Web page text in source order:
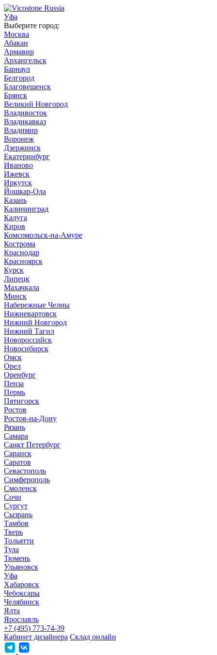
Уфа
Выберите город:
Москва
Абакан
Армавир
Архангельск
Барнаул
Белгород
Благовещенск
Брянск
Великий Новгород
Владивосток
Владикавказ
Владимир
Воронеж
Дзержинск
Екатеринбург
Иваново
Ижевск
Иркутск
Йошкар-Ола
Казань
Калининград
Калуга
Киров
Комсомольск-на-Амуре
Кострома
Краснодар
Красноярск
Курск
Липецк
Махачкала
Минск
Набережные Челны
Нижневартовск
Нижний Новгород
Нижний Тагил
Новороссийск
Новосибирск
Омск
Орел
Оренбург
Пенза
Пермь
Пятигорск
Ростов
Ростов-на-Дону
Рязань
Самара
Санкт Петербург
Саранск
Саратов
Севастополь
Симферополь
Смоленск
Сочи
Сургут
Сызрань
Тамбов
Тверь
Тольятти
Тула
Тюмень
Ульяновск
Уфа
Хабаровск
Чебоксары
Челябинск
Ялта
Ярославль
+7 (495) 773-74-39
Кабинет дизайнера Склад онлайн